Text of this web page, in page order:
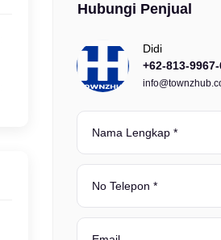
Hubungi Penjual
Didi
+62-813-